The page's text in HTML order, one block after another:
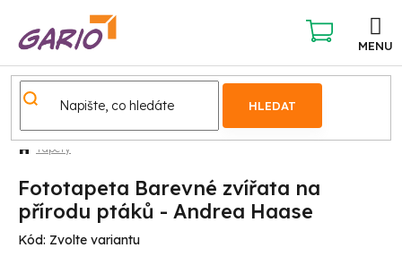
obsah
HLEDAT
NÁKUPNÍ
KOŠÍK
Tapety
Fototapeta Barevné zvířata na
přírodu ptáků - Andrea Haase
Kód: Zvolte variantu